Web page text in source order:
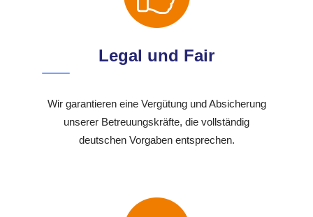
Legal und Fair
Wir garantieren eine Vergütung und Absicherung
unserer Betreuungskräfte, die vollständig
deutschen Vorgaben entsprechen.